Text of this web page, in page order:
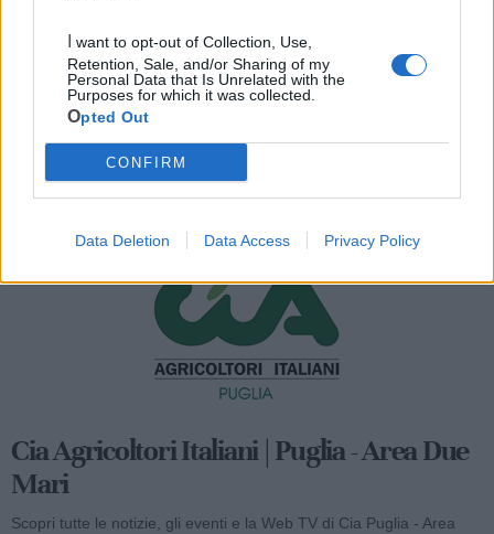
Retention, Sale, and/or Sharing of my
Personal Data that Is Unrelated with the
Purposes for which it was collected.
Opted Out
CONFIRM
Data Deletion Data Access Privacy Policy
Mondo CIA
Cia Agricoltori Italiani | Puglia - Area Due
Mari
Scopri tutte le notizie, gli eventi e la Web TV di Cia Puglia - Area